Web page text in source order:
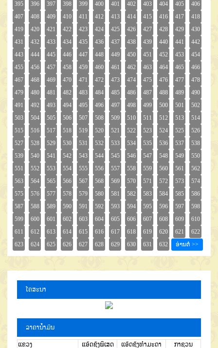
ໂຄສະນາ
ລາຄານໍ້າມັນ
ແຂວງ ແອັດຊັງພິເສດ ແອັດຊັງທຳມະດາ
ກາຊວນ